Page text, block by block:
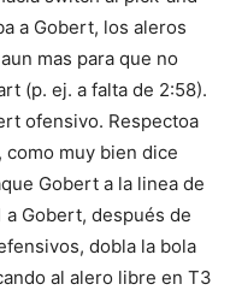
a Gobert, los aleros
mas para que no
(p. ej. a falta de 2:58).
ofensivo. Respectoa
muy bien dice
Gobert a la linea de
a Gobert, después de
dobla la bola
al alero libre en T3